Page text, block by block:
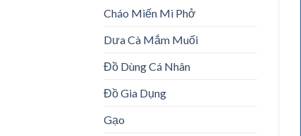
Cháo Miến Mì Phở
Dưa Cà Mắm Muối
Đồ Dùng Cá Nhân
Đồ Gia Dụng
Gạo